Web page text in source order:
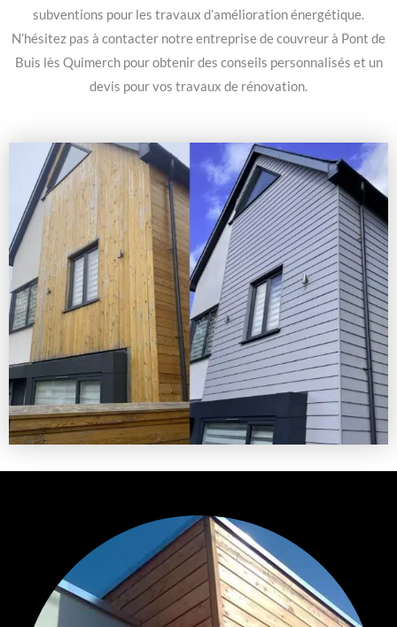
subventions pour les travaux d’amélioration énergétique.
N’hésitez pas à contacter notre entreprise de couvreur à Pont de
Buis lès Quimerch pour obtenir des conseils personnalisés et un
devis pour vos travaux de rénovation.